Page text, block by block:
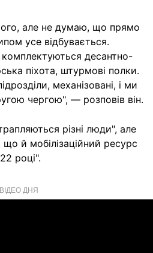
але не думаю, що прямо
усе відбувається.
десантно-
піхота, штурмові полки.
механізовані, і ми
чергою", — розповів він.
різні люди", але
й мобілізаційний ресурс
році".
ВІДЕО ДНЯ